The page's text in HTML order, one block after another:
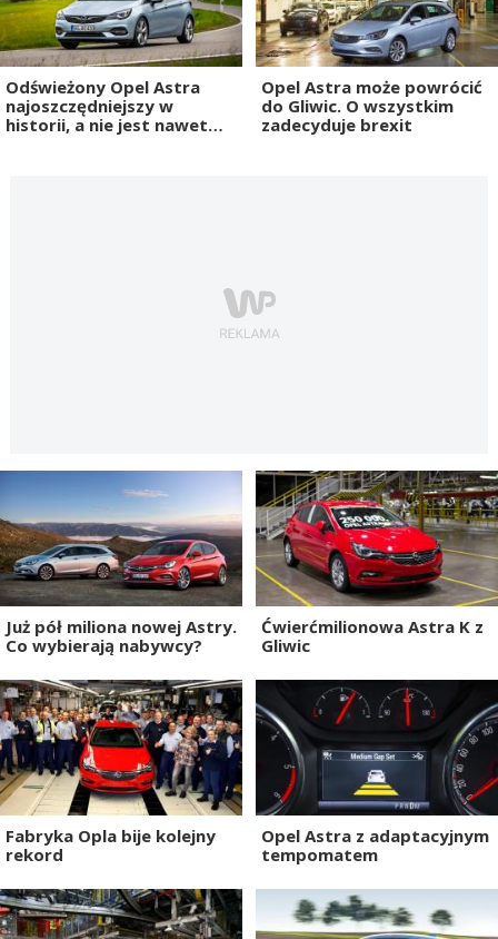
Odświeżony Opel Astra
najoszczędniejszy w
historii, a nie jest nawet
Opel Astra może powrócić
do Gliwic. O wszystkim
zadecyduje brexit
Już pół miliona nowej Astry.
Co wybierają nabywcy?
Ćwierćmilionowa Astra K z
Gliwic
Fabryka Opla bije kolejny
rekord
Opel Astra z adaptacyjnym
tempomatem